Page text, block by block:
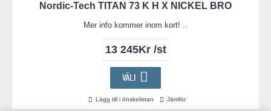
Nordic-Tech TITAN 73 K H X NICKEL BRO
Mer info kommer inom kort! ..
13 245Kr /st
VÄLJ
Lägg till i önskelistan Jämför